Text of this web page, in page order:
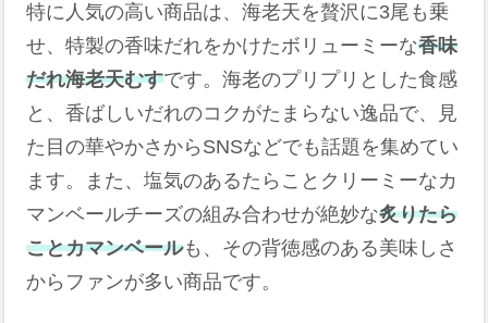
特に人気の高い商品は、海老天を贅沢に3尾も乗
せ、特製の香味だれをかけたボリューミーな香味
だれ海老天むすです。海老のプリプリとした食感
と、香ばしいだれのコクがたまらない逸品で、見
た目の華やかさからSNSなどでも話題を集めてい
ます。また、塩気のあるたらことクリーミーなカ
マンベールチーズの組み合わせが絶妙な炙りたら
ことカマンベールも、その背徳感のある美味しさ
からファンが多い商品です。